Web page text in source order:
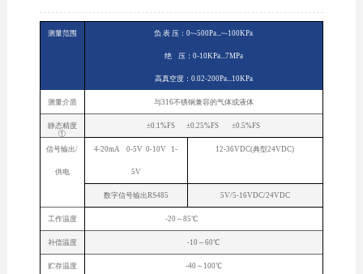
测量范围 负 表 压：0~-500Pa...~-100KPa
绝 压：0-10KPa...7MPa
高真空度：0.02-200Pa...10KPa
测量介质 与316不锈钢兼容的气体或液体
静态精度
①
±0.1%FS ±0.25%FS ±0.5%FS
信号输出/
供电
4-20mA 0-5V 0-10V 1-
5V
12-36VDC(典型24VDC)
数字信号输出RS485 5V/5-16VDC/24VDC
工作温度 -20～85℃
补偿温度 -10～60℃
贮存温度 -40～100℃